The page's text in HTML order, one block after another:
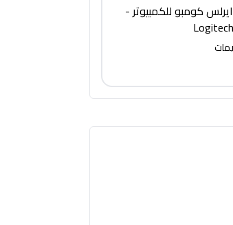
كومبو للكمبيوتر -